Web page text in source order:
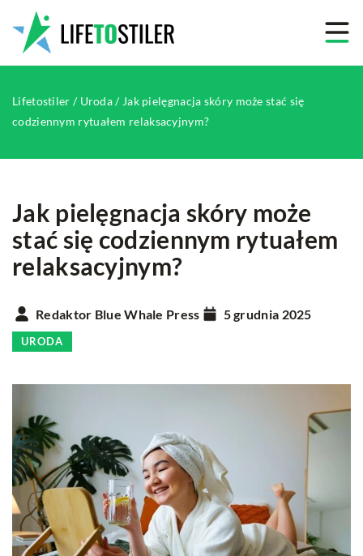
Lifetostiler / Uroda/ Jak pielęgnacja skóry może stać się
codziennym rytuałem relaksacyjnym?
Jak pielęgnacja skóry może
stać się codziennym rytuałem
relaksacyjnym?
Redaktor Blue Whale Press 5 grudnia 2025
URODA